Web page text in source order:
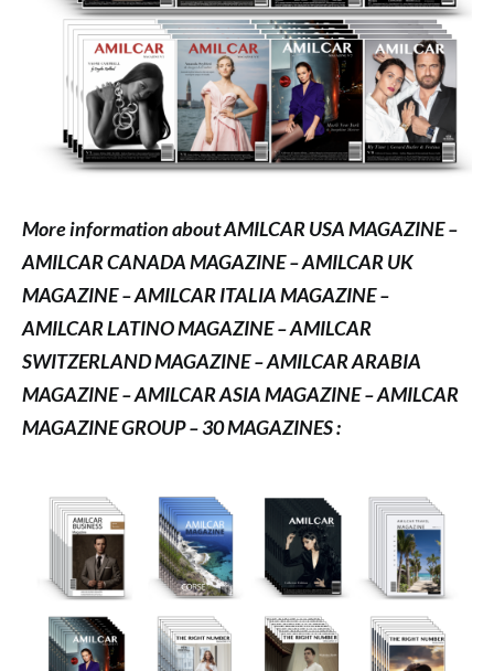
More information about AMILCAR USA MAGAZINE –
AMILCAR CANADA MAGAZINE – AMILCAR UK
MAGAZINE – AMILCAR ITALIA MAGAZINE –
AMILCAR LATINO MAGAZINE – AMILCAR
SWITZERLAND MAGAZINE – AMILCAR ARABIA
MAGAZINE – AMILCAR ASIA MAGAZINE – AMILCAR
MAGAZINE GROUP – 30 MAGAZINES :